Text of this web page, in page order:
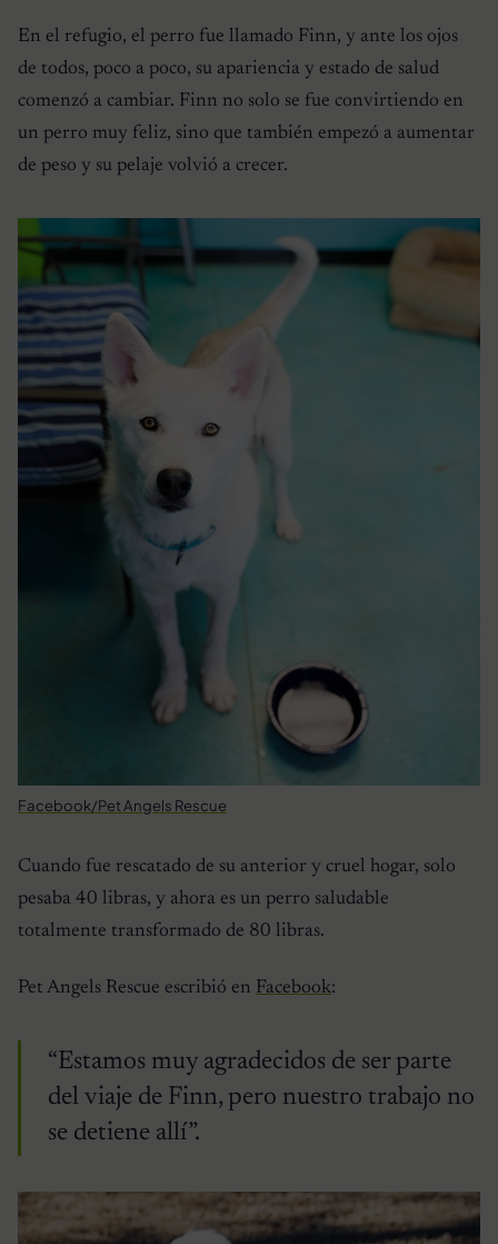
En el refugio, el perro fue llamado Finn, y ante los ojos
de todos, poco a poco, su apariencia y estado de salud
comenzó a cambiar. Finn no solo se fue convirtiendo en
un perro muy feliz, sino que también empezó a aumentar
de peso y su pelaje volvió a crecer.
Facebook/Pet Angels Rescue
Cuando fue rescatado de su anterior y cruel hogar, solo
pesaba 40 libras, y ahora es un perro saludable
totalmente transformado de 80 libras.
Pet Angels Rescue escribió en Facebook:
“Estamos muy agradecidos de ser parte
del viaje de Finn, pero nuestro trabajo no
se detiene allí”.